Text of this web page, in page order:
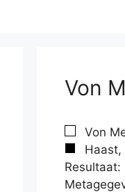
Von
Von
Haast,
Resultaat: